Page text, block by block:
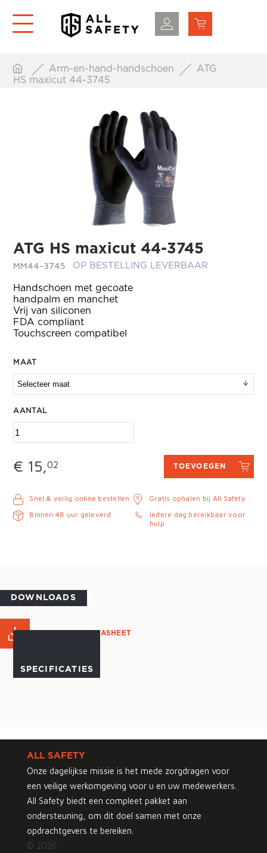
Arm-en-hand-handschoen
ATG
HS maxicut 44-3745
ATG HS maxicut 44-3745
MM44-3745 OP BESTELLING LEVERBAAR
Handschoen met gecoate
handpalm en manchet
Vrij van siliconen
FDA compliant
Touchscreen compatibel
MAAT
AANTAL
€ 15,02 TOEVOEGEN
Snel & veilig online bestellen
Binnen 48 uur geleverd
Gratis ophalen bij All Safety
Iedere dag bereikbaar voor
hulp
DOWNLOADS
PRODUCT DATASHEET
SPECIFICATIES
ALL SAFETY
Onze dagelijkse missie is het mede zorgdragen voor
een veilige werkomgeving voor u en uw medewerkers.
All Safety biedt een compleet pakket aan
ondersteuning, om dit doel samen met onze
opdrachtgevers te bereiken.
© 2026